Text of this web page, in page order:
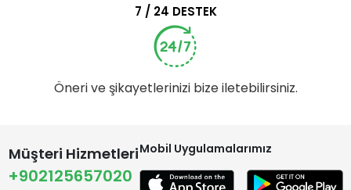
7 / 24 DESTEK
Öneri ve şikayetlerinizi bize iletebilirsiniz.
Müşteri Hizmetleri
+902125657020
Mobil Uygulamalarımız